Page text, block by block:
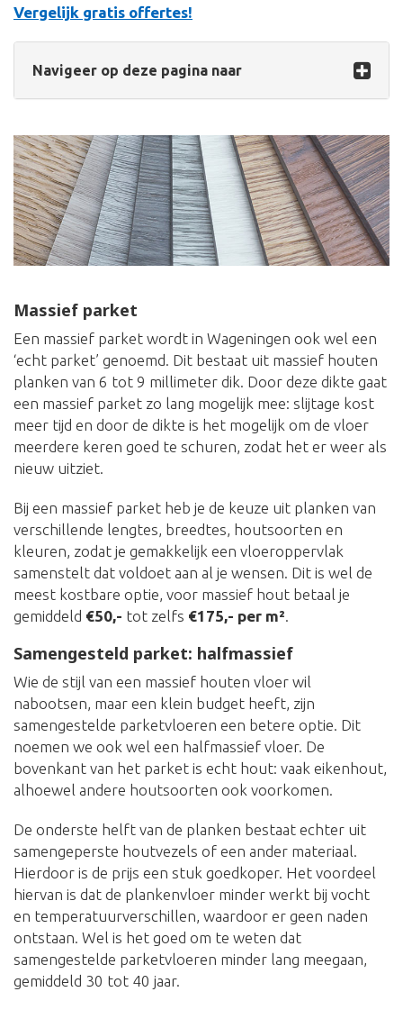
Vergelijk gratis offertes!
Navigeer op deze pagina naar
Massief parket
Een massief parket wordt in Wageningen ook wel een
‘echt parket’ genoemd. Dit bestaat uit massief houten
planken van 6 tot 9 millimeter dik. Door deze dikte gaat
een massief parket zo lang mogelijk mee: slijtage kost
meer tijd en door de dikte is het mogelijk om de vloer
meerdere keren goed te schuren, zodat het er weer als
nieuw uitziet.
Bij een massief parket heb je de keuze uit planken van
verschillende lengtes, breedtes, houtsoorten en
kleuren, zodat je gemakkelijk een vloeroppervlak
samenstelt dat voldoet aan al je wensen. Dit is wel de
meest kostbare optie, voor massief hout betaal je
gemiddeld €50,- tot zelfs €175,- per m².
Samengesteld parket: halfmassief
Wie de stijl van een massief houten vloer wil
nabootsen, maar een klein budget heeft, zijn
samengestelde parketvloeren een betere optie. Dit
noemen we ook wel een halfmassief vloer. De
bovenkant van het parket is echt hout: vaak eikenhout,
alhoewel andere houtsoorten ook voorkomen.
De onderste helft van de planken bestaat echter uit
samengeperste houtvezels of een ander materiaal.
Hierdoor is de prijs een stuk goedkoper. Het voordeel
hiervan is dat de plankenvloer minder werkt bij vocht
en temperatuurverschillen, waardoor er geen naden
ontstaan. Wel is het goed om te weten dat
samengestelde parketvloeren minder lang meegaan,
gemiddeld 30 tot 40 jaar.